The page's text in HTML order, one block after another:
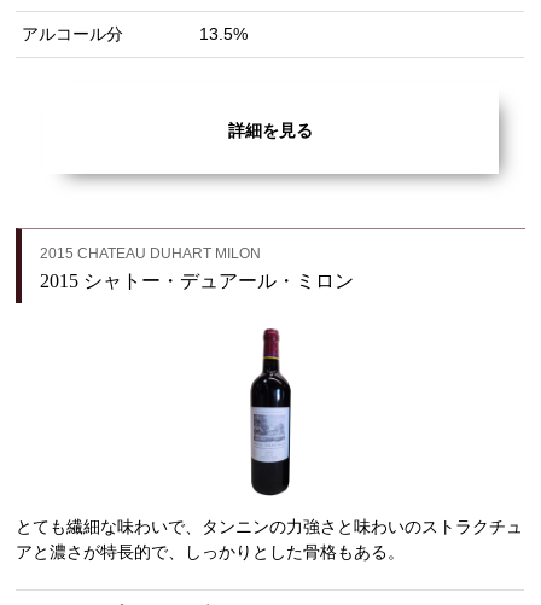
アルコール分 13.5%
詳細を見る
2015 CHATEAU DUHART MILON
2015 シャトー・デュアール・ミロン
とても繊細な味わいで、タンニンの力強さと味わいのストラクチュ
アと濃さが特長的で、しっかりとした骨格もある。